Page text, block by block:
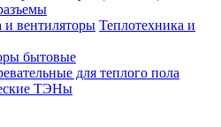
Теплотехника и
бытовые
для теплого пола
ТЭНы